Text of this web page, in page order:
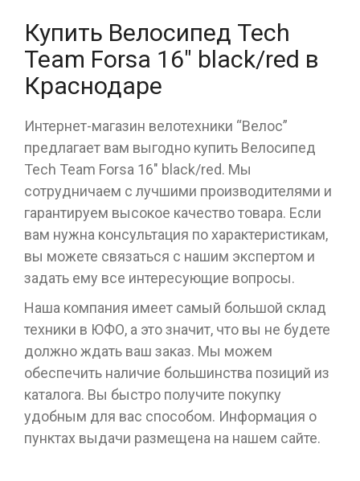
Купить Велосипед Tech
Team Forsa 16" black/red в
Краснодаре
Интернет-магазин велотехники “Велос”
предлагает вам выгодно купить Велосипед
Tech Team Forsa 16" black/red. Мы
сотрудничаем с лучшими производителями и
гарантируем высокое качество товара. Если
вам нужна консультация по характеристикам,
вы можете связаться с нашим экспертом и
задать ему все интересующие вопросы.
Наша компания имеет самый большой склад
техники в ЮФО, а это значит, что вы не будете
должно ждать ваш заказ. Мы можем
обеспечить наличие большинства позиций из
каталога. Вы быстро получите покупку
удобным для вас способом. Информация о
пунктах выдачи размещена на нашем сайте.